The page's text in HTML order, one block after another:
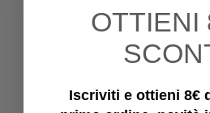
OTTIENI
Iscriviti e ottieni 8€